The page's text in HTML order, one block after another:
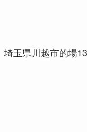
埼玉県川越市的場